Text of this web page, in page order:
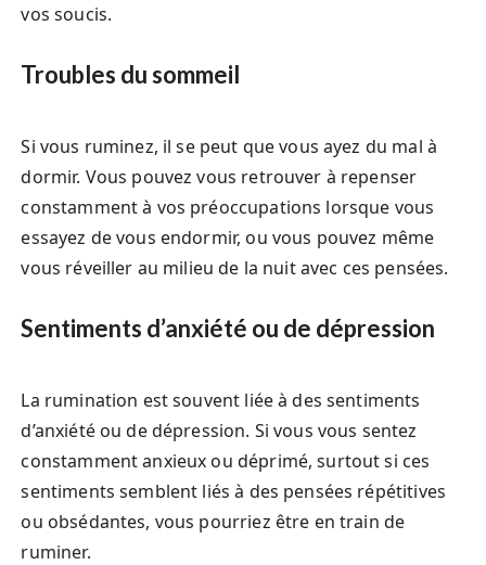
vos soucis.
Troubles du sommeil
Si vous ruminez, il se peut que vous ayez du mal à
dormir. Vous pouvez vous retrouver à repenser
constamment à vos préoccupations lorsque vous
essayez de vous endormir, ou vous pouvez même
vous réveiller au milieu de la nuit avec ces pensées.
Sentiments d’anxiété ou de dépression
La rumination est souvent liée à des sentiments
d’anxiété ou de dépression. Si vous vous sentez
constamment anxieux ou déprimé, surtout si ces
sentiments semblent liés à des pensées répétitives
ou obsédantes, vous pourriez être en train de
ruminer.